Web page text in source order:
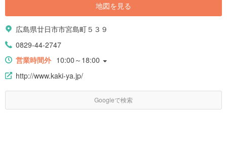
地図を見る
広島県廿日市市宮島町５３９
0829-44-2747
営業時間外 10:00～18:00
http://www.kaki-ya.jp/
Googleで検索